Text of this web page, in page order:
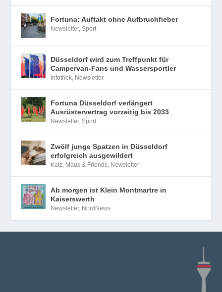
Fortuna: Auftakt ohne Aufbruchfieber
Newsletter,Sport
Düsseldorf wird zum Treffpunkt für
Campervan-Fans und Wassersportler
Infothek, Newsletter
Fortuna Düsseldorf verlängert
Ausrüstervertrag vorzeitig bis 2033
Newsletter,Sport
Zwölf junge Spatzen in Düsseldorf
erfolgreich ausgewildert
Katz, Maus & Friends, Newsletter
Ab morgen ist Klein Montmartre in
Kaiserswerth
Newsletter, NordNews